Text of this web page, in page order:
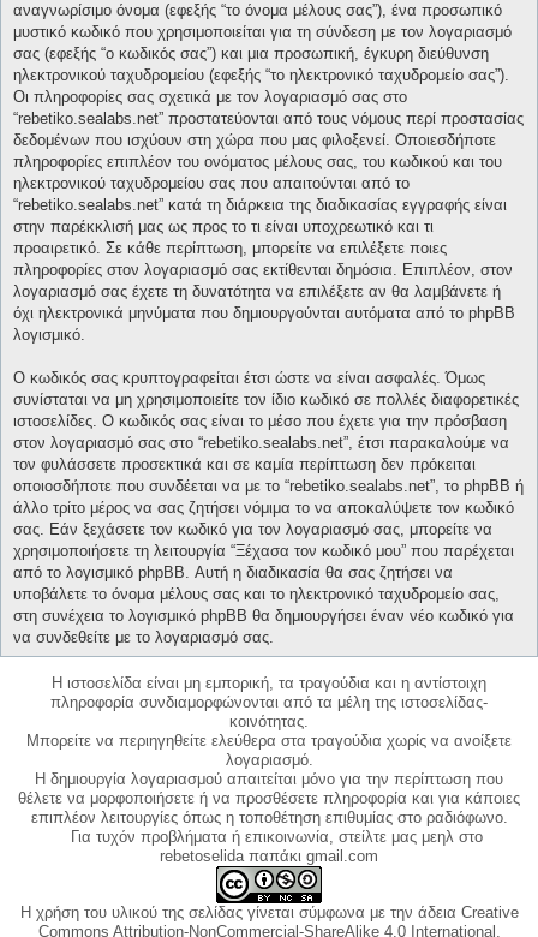
αναγνωρίσιμο όνομα (εφεξής “το όνομα μέλους σας”), ένα προσωπικό
μυστικό κωδικό που χρησιμοποιείται για τη σύνδεση με τον λογαριασμό
σας (εφεξής “ο κωδικός σας”) και μια προσωπική, έγκυρη διεύθυνση
ηλεκτρονικού ταχυδρομείου (εφεξής “το ηλεκτρονικό ταχυδρομείο σας”).
Οι πληροφορίες σας σχετικά με τον λογαριασμό σας στο
“rebetiko.sealabs.net” προστατεύονται από τους νόμους περί προστασίας
δεδομένων που ισχύουν στη χώρα που μας φιλοξενεί. Οποιεσδήποτε
πληροφορίες επιπλέον του ονόματος μέλους σας, του κωδικού και του
ηλεκτρονικού ταχυδρομείου σας που απαιτούνται από το
“rebetiko.sealabs.net” κατά τη διάρκεια της διαδικασίας εγγραφής είναι
στην παρέκκλισή μας ως προς το τι είναι υποχρεωτικό και τι
προαιρετικό. Σε κάθε περίπτωση, μπορείτε να επιλέξετε ποιες
πληροφορίες στον λογαριασμό σας εκτίθενται δημόσια. Επιπλέον, στον
λογαριασμό σας έχετε τη δυνατότητα να επιλέξετε αν θα λαμβάνετε ή
όχι ηλεκτρονικά μηνύματα που δημιουργούνται αυτόματα από το phpBB
λογισμικό.
Ο κωδικός σας κρυπτογραφείται έτσι ώστε να είναι ασφαλές. Όμως
συνίσταται να μη χρησιμοποιείτε τον ίδιο κωδικό σε πολλές διαφορετικές
ιστοσελίδες. Ο κωδικός σας είναι το μέσο που έχετε για την πρόσβαση
στον λογαριασμό σας στο “rebetiko.sealabs.net”, έτσι παρακαλούμε να
τον φυλάσσετε προσεκτικά και σε καμία περίπτωση δεν πρόκειται
οποιοσδήποτε που συνδέεται να με το “rebetiko.sealabs.net”, το phpBB ή
άλλο τρίτο μέρος να σας ζητήσει νόμιμα το να αποκαλύψετε τον κωδικό
σας. Εάν ξεχάσετε τον κωδικό για τον λογαριασμό σας, μπορείτε να
χρησιμοποιήσετε τη λειτουργία “Ξέχασα τον κωδικό μου” που παρέχεται
από το λογισμικό phpBB. Αυτή η διαδικασία θα σας ζητήσει να
υποβάλετε το όνομα μέλους σας και το ηλεκτρονικό ταχυδρομείο σας,
στη συνέχεια το λογισμικό phpBB θα δημιουργήσει έναν νέο κωδικό για
να συνδεθείτε με το λογαριασμό σας.
Η ιστοσελίδα είναι μη εμπορική, τα τραγούδια και η αντίστοιχη
πληροφορία συνδιαμορφώνονται από τα μέλη της ιστοσελίδας-
κοινότητας.
Μπορείτε να περιηγηθείτε ελεύθερα στα τραγούδια χωρίς να ανοίξετε
λογαριασμό.
Η δημιουργία λογαριασμού απαιτείται μόνο για την περίπτωση που
θέλετε να μορφοποιήσετε ή να προσθέσετε πληροφορία και για κάποιες
επιπλέον λειτουργίες όπως η τοποθέτηση επιθυμίας στο ραδιόφωνο.
Για τυχόν προβλήματα ή επικοινωνία, στείλτε μας μεηλ στο
rebetoselida παπάκι gmail.com
Η χρήση του υλικού της σελίδας γίνεται σύμφωνα με την άδεια Creative
Commons Attribution-NonCommercial-ShareAlike 4.0 International,